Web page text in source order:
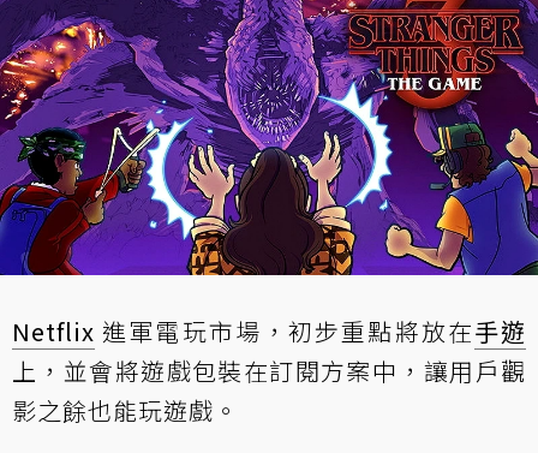
Netflix 進軍電玩市場，初步重點將放在手遊
上，並會將遊戲包裝在訂閱方案中，讓用戶觀
影之餘也能玩遊戲。